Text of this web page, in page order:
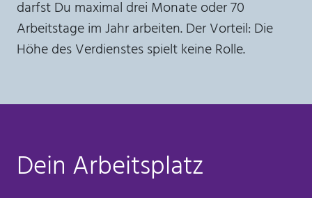
darfst Du maximal drei Monate oder 70
Arbeitstage im Jahr arbeiten. Der Vorteil: Die
Höhe des Verdienstes spielt keine Rolle.
Dein Arbeitsplatz